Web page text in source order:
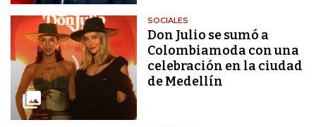
SOCIALES
Don Julio se sumó a
Colombiamoda con una
celebración en la ciudad
de Medellín